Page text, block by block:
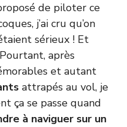
de piloter ce
j’ai cru qu’on
sérieux ! Et
après
et autant
attrapés au vol, je
ça se passe quand
à naviguer sur un